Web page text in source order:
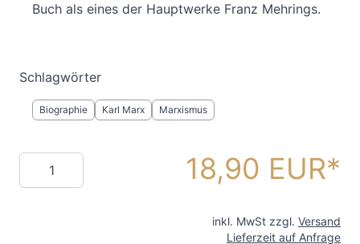
Buch als eines der Hauptwerke Franz Mehrings.
Schlagwörter
Biographie Karl Marx Marxismus
Menge 18,90 EUR
inkl. MwSt zzgl. Versand
Lieferzeit auf Anfrage